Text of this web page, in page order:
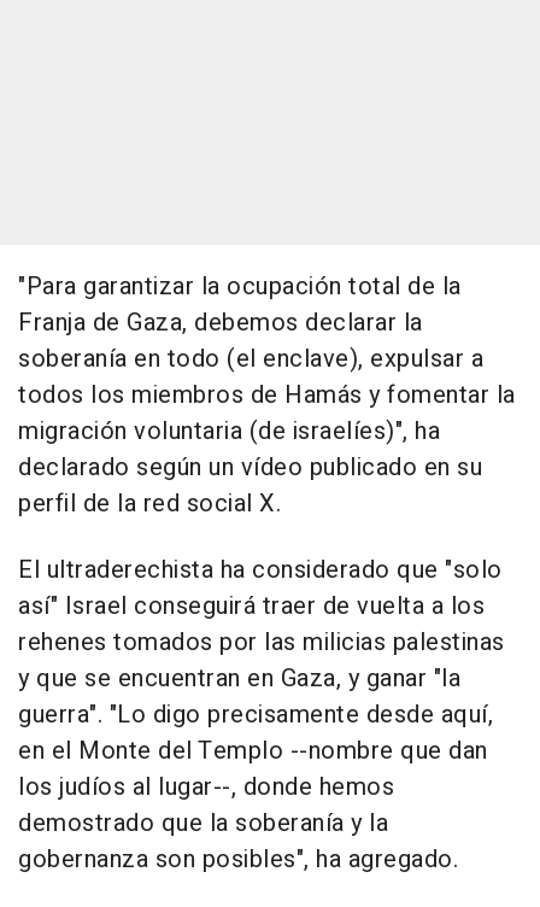
"Para garantizar la ocupación total de la
Franja de Gaza, debemos declarar la
soberanía en todo (el enclave), expulsar a
todos los miembros de Hamás y fomentar la
migración voluntaria (de israelíes)", ha
declarado según un vídeo publicado en su
perfil de la red social X.
El ultraderechista ha considerado que "solo
así" Israel conseguirá traer de vuelta a los
rehenes tomados por las milicias palestinas
y que se encuentran en Gaza, y ganar "la
guerra". "Lo digo precisamente desde aquí,
en el Monte del Templo --nombre que dan
los judíos al lugar--, donde hemos
demostrado que la soberanía y la
gobernanza son posibles", ha agregado.